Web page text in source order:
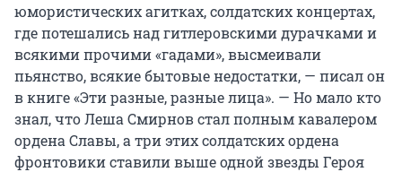
юмористических агитках, солдатских концертах,
где потешались над гитлеровскими дурачками и
всякими прочими «гадами», высмеивали
пьянство, всякие бытовые недостатки, — писал он
в книге «Эти разные, разные лица». — Но мало кто
знал, что Леша Смирнов стал полным кавалером
ордена Славы, а три этих солдатских ордена
фронтовики ставили выше одной звезды Героя